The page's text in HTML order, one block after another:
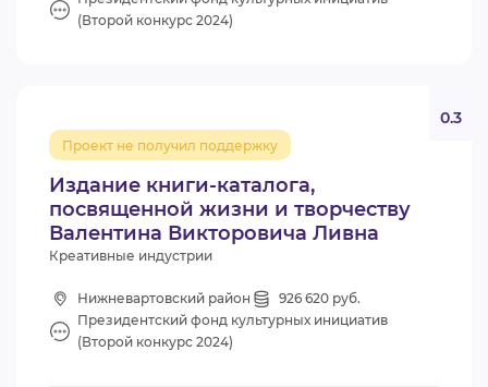
(Второй конкурс 2024)
Издание книги-каталога,
посвященной жизни и творчеству
Валентина Викторовича Ливна
Проект не получил поддержку
0.3
Креативные индустрии
Нижневартовский район
926 620 руб.
Президентский фонд культурных инициатив
(Второй конкурс 2024)